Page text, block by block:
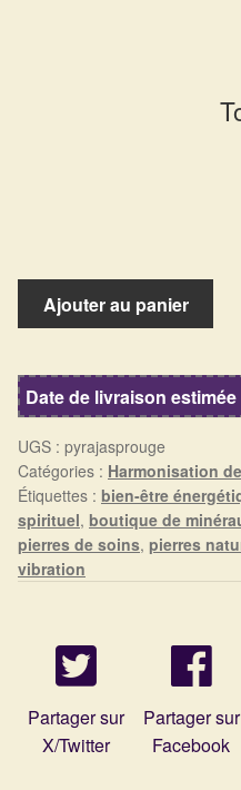
Arts Divinatoires :
Protection
La roue de l’année
Mon compte
Validation de la commande
Détails du compte
Commandes
quantité
jaspe
rouge
Ajouter au panier
Date de livraison
UGS : pyrajasprouge
Catégories : Harmonisation
Étiquettes : bien-être
spirituel, boutique de
pierres de soins, pierres
vibration
Partager sur
X/Twitter
Partager sur
Facebook